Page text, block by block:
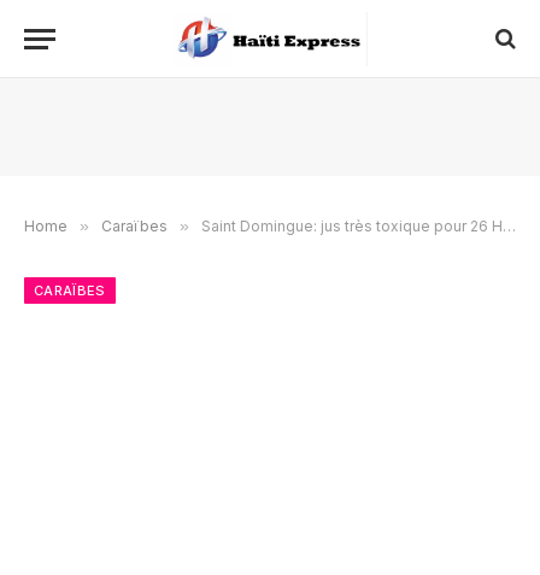
Home » Caraïbes » Saint Domingue: jus très toxique pour 26 Haïtiens
CARAÏBES